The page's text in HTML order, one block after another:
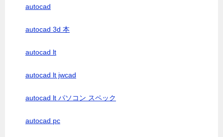
autocad
autocad 3d 本
autocad lt
autocad lt jwcad
autocad lt パソコン スペック
autocad pc